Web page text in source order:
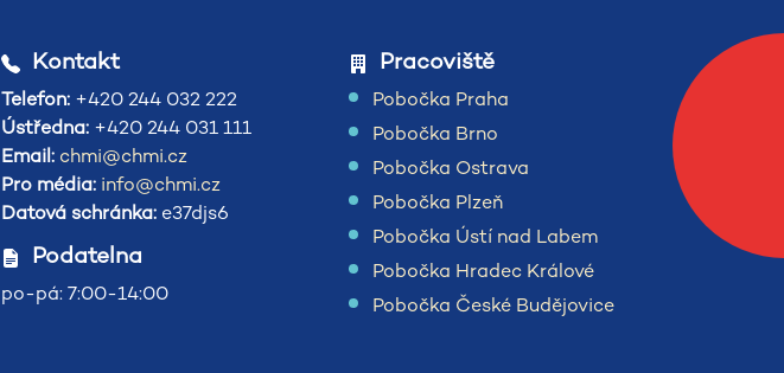
Kontakt
Telefon: +420 244 032 222
Ústředna: +420 244 031 111
Email: chmi@chmi.cz
Pro média: info@chmi.cz
Datová schránka: e37djs6
Podatelna
po-pá: 7:00-14:00
Pracoviště
Pobočka Praha
Pobočka Brno
Pobočka Ostrava
Pobočka Plzeň
Pobočka Ústí nad Labem
Pobočka Hradec Králové
Pobočka České Budějovice